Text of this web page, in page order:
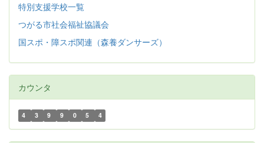
特別支援学校一覧
つがる市社会福祉協議会
国スポ・障スポ関連（森養ダンサーズ）
カウンタ
4 3 9 9 0 5 4